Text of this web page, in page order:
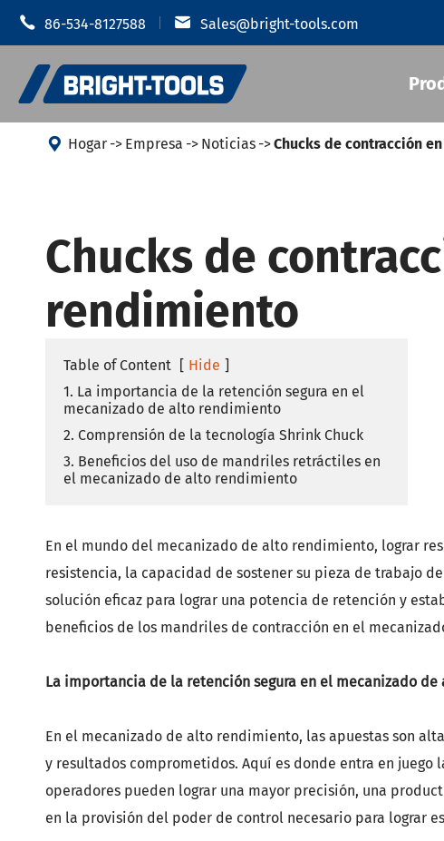
 86-534-8127588  Sales@bright-tools.com
Herramientas estáticas e
impulsadas
Vibración anti
Accesorios de soporte de
herramientas
Cabeza de ángulo
PSC
retráctil
Chuck
Soportes de
Soportes de
DIN 69893 (ISO
DIN 69893 (ISO
DIN69893
HSK-T
GOST 25827-
 Hogar Empresa Noticias Chucks de contracción
Chucks de
rendimiento
Table of Content [ Hide ]
1. La importancia de la retención segura en el
mecanizado de alto rendimiento
2. Comprensión de la tecnología Shrink Chuck
3. Beneficios del uso de mandriles retráctiles en
el mecanizado de alto rendimiento
En el mundo del mecanizado de alto rendimiento, lograr
resistencia, la capacidad de sostener su pieza de trabajo
solución eficaz para lograr una potencia de retención y
beneficios de los mandriles de contracción en el
La importancia de la retención segura en el mecanizado
En el mecanizado de alto rendimiento, las apuestas son
y resultados comprometidos. Aquí es donde entra en
operadores pueden lograr una mayor precisión, una
en la provisión del poder de control necesario para lograr